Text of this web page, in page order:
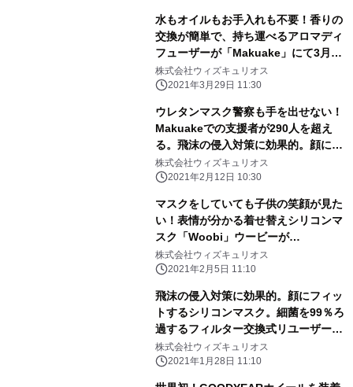
水もオイルもお手入れも不要！香りの
交換が簡単で、持ち運べるアロマディ
フューザーが「Makuake」にて3月29
日（月）先行予約開始
株式会社ウィズキュリオス
2021年3月29日 11:30
ウレタンマスク警察も手を出せない！
Makuakeでの支援者が290人を超え
る。飛沫の侵入対策に効果的。顔にフ
ィットするシリコンボディのリユーザ
ーブルマスクが「Makuake」にて目標
株式会社ウィズキュリオス
2021年2月12日 10:30
マスクをしていても子供の笑顔が見た
い！表情が分かる着せ替えシリコンマ
スク「Woobi」ウービーが
「Makuake」にて2月5日（金）先行
予約開始
株式会社ウィズキュリオス
2021年2月5日 11:10
飛沫の侵入対策に効果的。顔にフィッ
トするシリコンマスク。細菌を99％ろ
過するフィルター交換式リユーザーブ
ルマスクが「Makuake」にて1月28日
（木）先行予約開始
株式会社ウィズキュリオス
2021年1月28日 11:10